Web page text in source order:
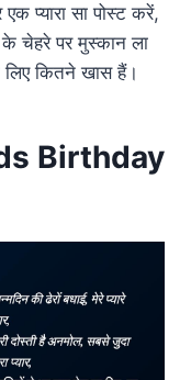
प्यारा सा पोस्ट करें,
पर मुस्कान ला
कितने खास हैं।
Birthday